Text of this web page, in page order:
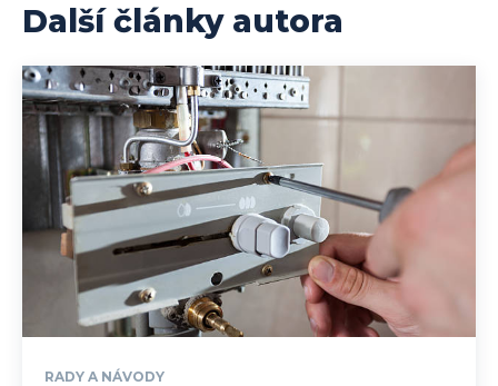
Další články autora
RADY A NÁVODY